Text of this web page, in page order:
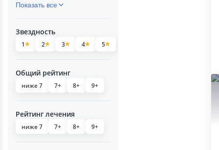
Показать все
Звездность
1 2 3 4 5
Общий рейтинг
ниже 7 7+ 8+ 9+
Рейтинг лечения
ниже 7 7+ 8+ 9+